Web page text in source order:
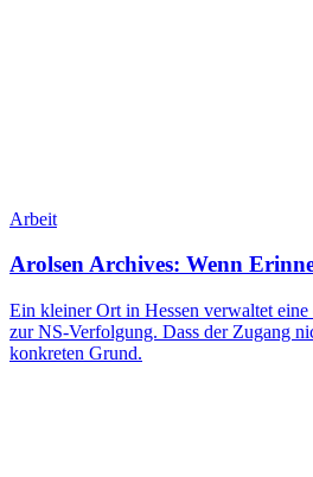
Arbeit
Arolsen Archives: Wenn
Ein kleiner Ort in Hessen verwaltet eine
zur NS-Verfolgung. Dass der Zugang
konkreten Grund.